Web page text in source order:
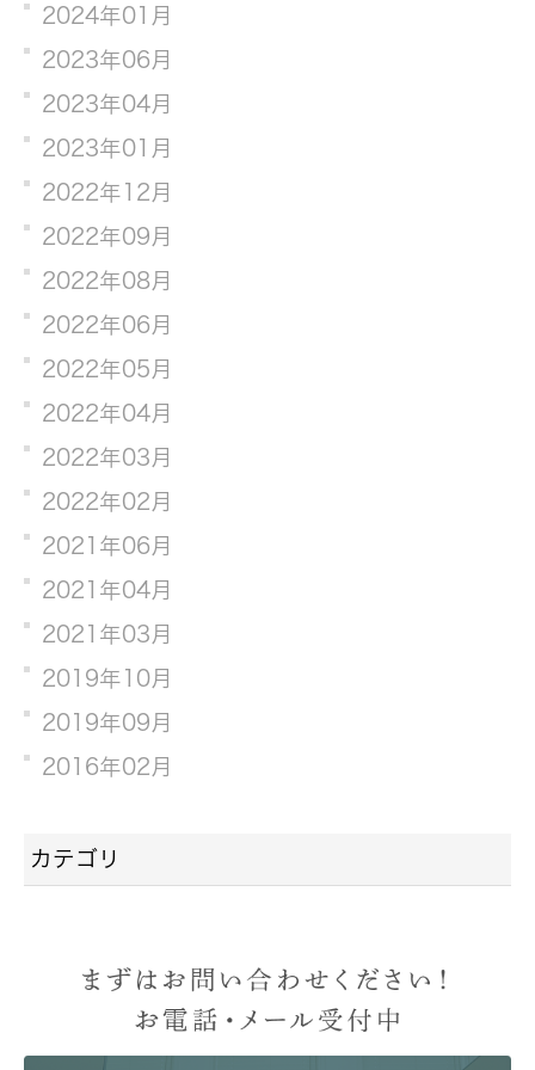
2024年01月
2023年06月
2023年04月
2023年01月
2022年12月
2022年09月
2022年08月
2022年06月
2022年05月
2022年04月
2022年03月
2022年02月
2021年06月
2021年04月
2021年03月
2019年10月
2019年09月
2016年02月
カテゴリ